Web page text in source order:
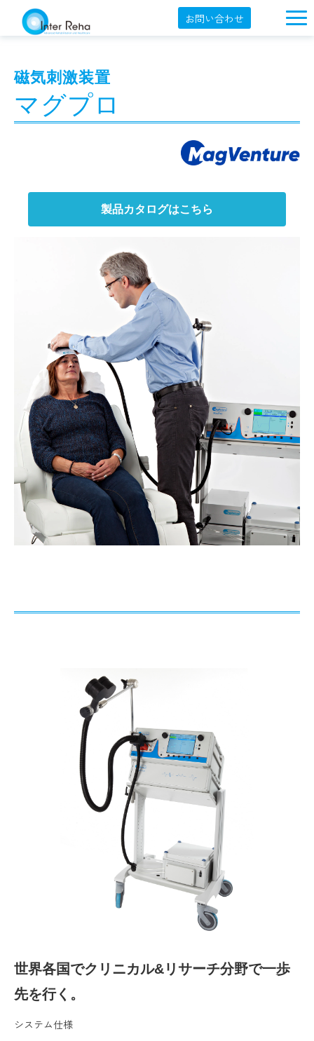
お問い合わせ
YouTube
磁気刺激装置
マグプロ
製品カタログはこちら
世界各国でクリニカル&リサーチ分野で一歩
先を行く。
システム仕様